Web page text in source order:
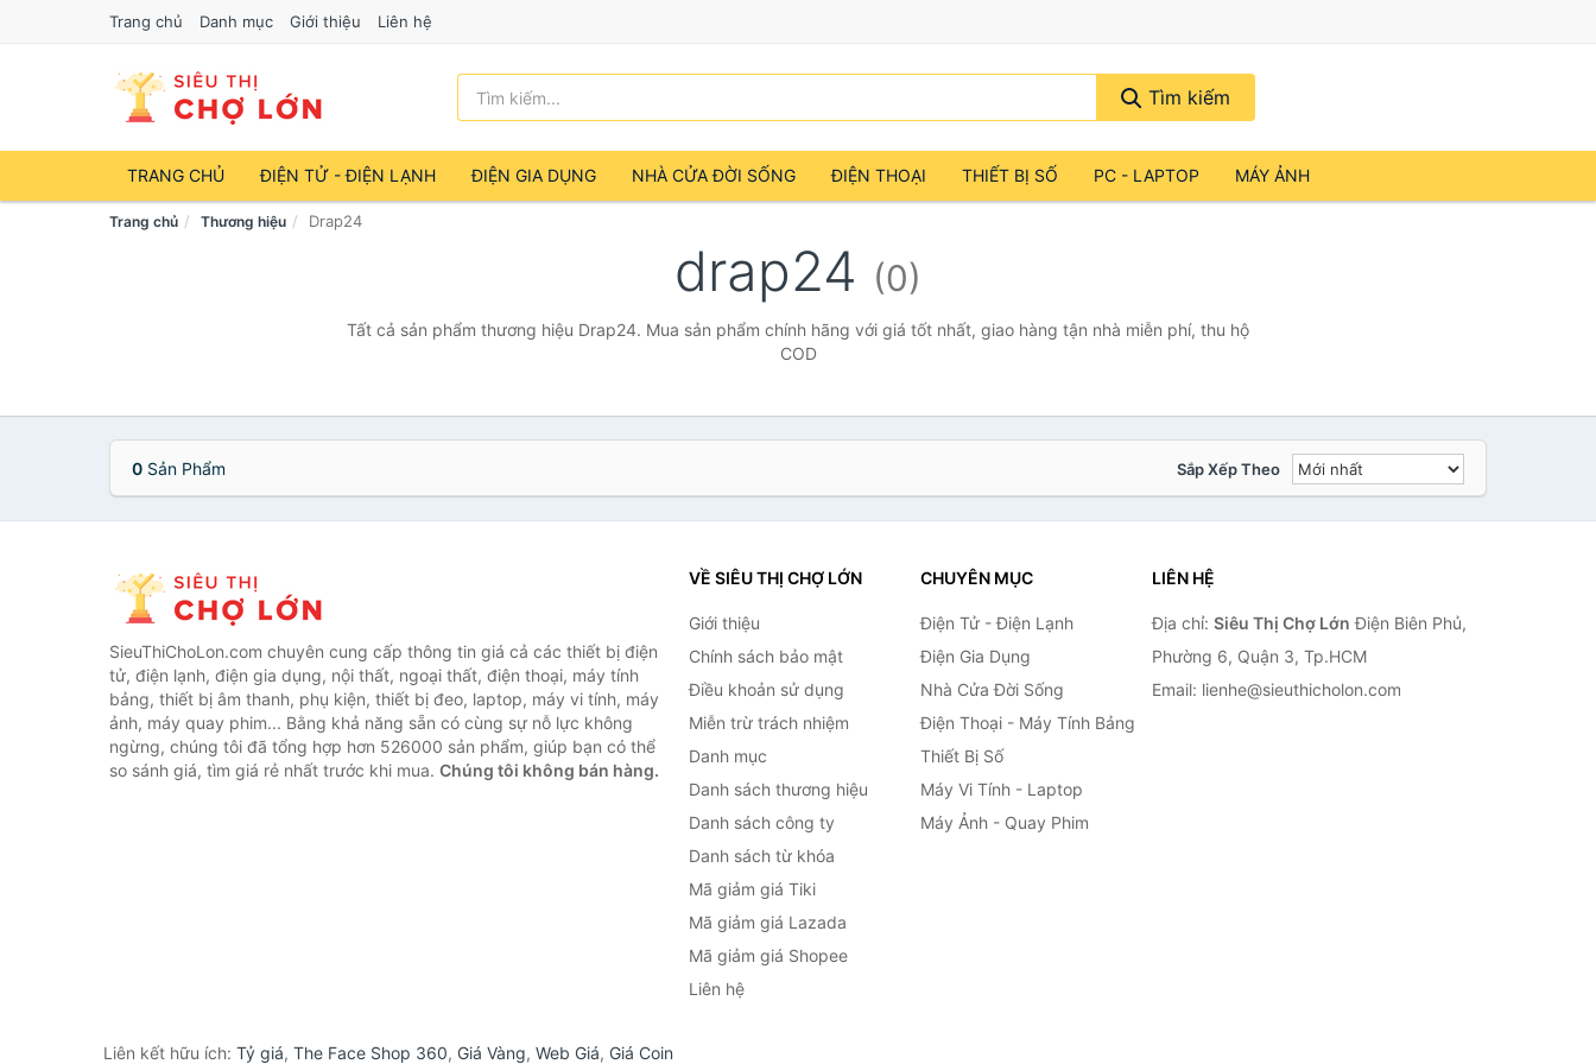
Trang chủ Danh mục Giới thiệu Liên hệ
Tìm kiếm
TRANG CHỦ ĐIỆN TỬ - ĐIỆN LẠNH ĐIỆN GIA DỤNG NHÀ CỬA ĐỜI SỐNG ĐIỆN THOẠI THIẾT BỊ SỐ PC - LAPTOP MÁY ẢNH
Trang chủ Thương hiệu Drap24
drap24 (0)
Tất cả sản phẩm thương hiệu Drap24. Mua sản phẩm chính hãng với giá tốt nhất, giao hàng tận nhà miễn phí, thu hộ
COD
0 Sản Phẩm Sắp Xếp Theo
SieuThiChoLon.com chuyên cung cấp thông tin giá cả các thiết bị điện
tử, điện lạnh, điện gia dụng, nội thất, ngoại thất, điện thoại, máy tính
bảng, thiết bị âm thanh, phụ kiện, thiết bị đeo, laptop, máy vi tính, máy
ảnh, máy quay phim... Bằng khả năng sẵn có cùng sự nỗ lực không
ngừng, chúng tôi đã tổng hợp hơn 526000 sản phẩm, giúp bạn có thể
so sánh giá, tìm giá rẻ nhất trước khi mua. Chúng tôi không bán hàng.
VỀ SIÊU THỊ CHỢ LỚN
Giới thiệu
Chính sách bảo mật
Điều khoản sử dụng
Miễn trừ trách nhiệm
Danh mục
Danh sách thương hiệu
Danh sách công ty
Danh sách từ khóa
Mã giảm giá Tiki
Mã giảm giá Lazada
Mã giảm giá Shopee
Liên hệ
CHUYÊN MỤC
Điện Tử - Điện Lạnh
Điện Gia Dụng
Nhà Cửa Đời Sống
Điện Thoại - Máy Tính Bảng
Thiết Bị Số
Máy Vi Tính - Laptop
Máy Ảnh - Quay Phim
LIÊN HỆ
Địa chỉ: Siêu Thị Chợ Lớn Điện Biên Phủ,
Phường 6, Quận 3, Tp.HCM
Email: lienhe@sieuthicholon.com
Liên kết hữu ích: Tỷ giá, The Face Shop 360, Giá Vàng, Web Giá, Giá Coin